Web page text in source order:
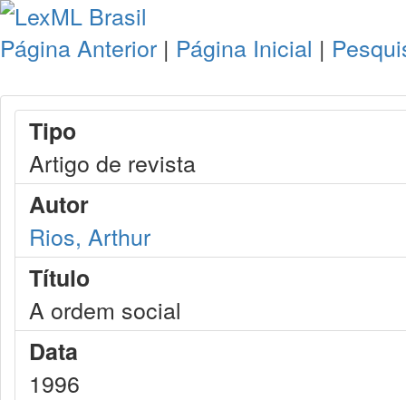
Página Anterior | Página Inicial |
Tipo
Artigo de revista
Autor
Rios, Arthur
Título
A ordem social
Data
1996